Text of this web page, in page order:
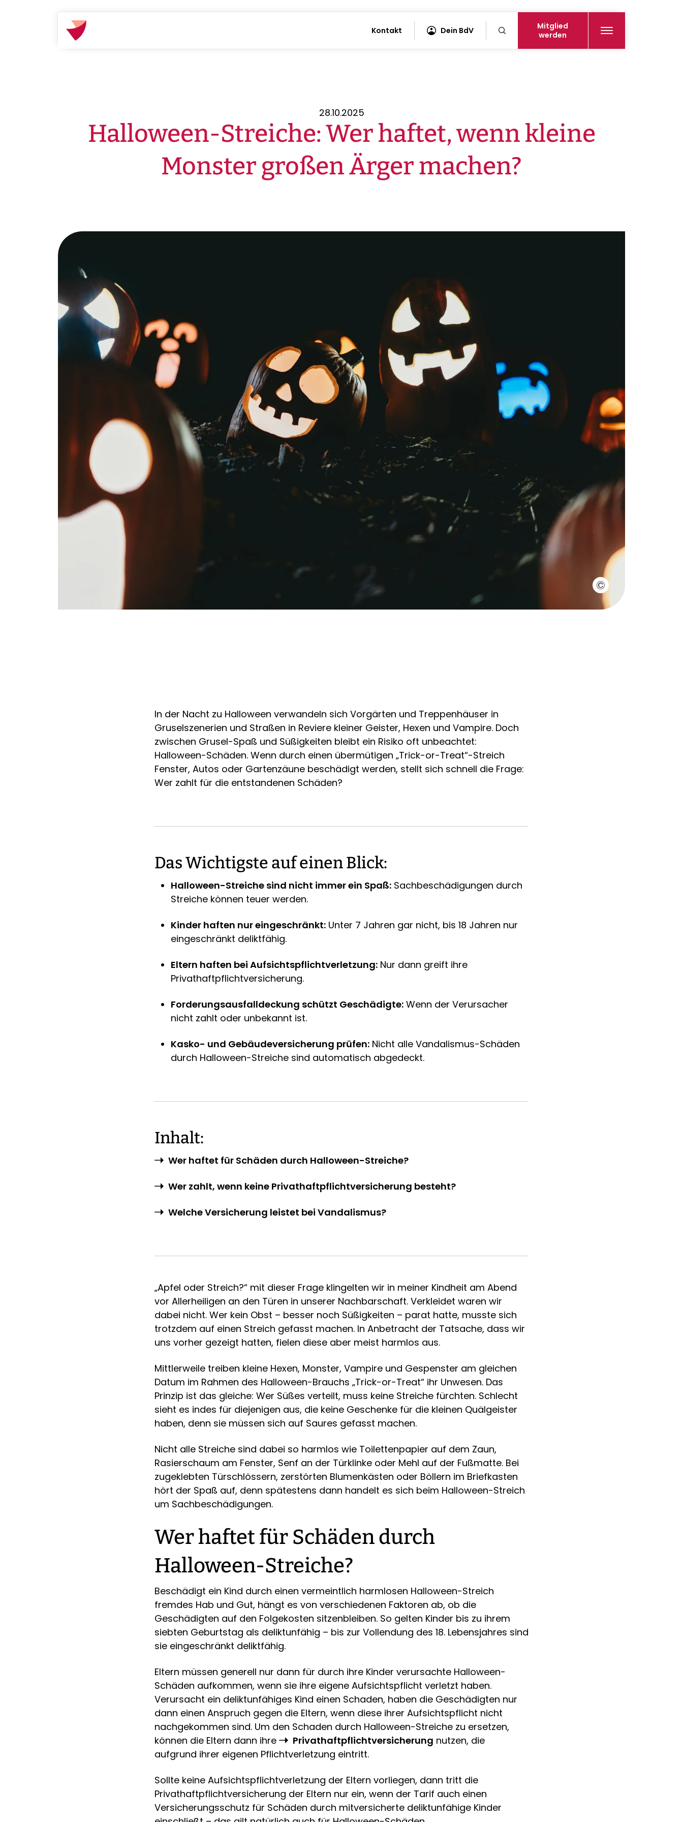
Kontakt Dein BdV
Mitglied
werden
Startseite
28.10.2025
Halloween-Streiche: Wer haftet, wenn kleine
Monster großen Ärger machen?
In der Nacht zu Halloween verwandeln sich Vorgärten und Treppenhäuser in
Gruselszenerien und Straßen in Reviere kleiner Geister, Hexen und Vampire. Doch
zwischen Grusel-Spaß und Süßigkeiten bleibt ein Risiko oft unbeachtet:
Halloween-Schäden. Wenn durch einen übermütigen „Trick-or-Treat“-Streich
Fenster, Autos oder Gartenzäune beschädigt werden, stellt sich schnell die Frage:
Wer zahlt für die entstandenen Schäden?
Das Wichtigste auf einen Blick:
Halloween-Streiche sind nicht immer ein Spaß: Sachbeschädigungen durch
Streiche können teuer werden.
Kinder haften nur eingeschränkt: Unter 7 Jahren gar nicht, bis 18 Jahren nur
eingeschränkt deliktfähig.
Eltern haften bei Aufsichtspflichtverletzung: Nur dann greift ihre
Privathaftpflichtversicherung.
Forderungsausfalldeckung schützt Geschädigte: Wenn der Verursacher
nicht zahlt oder unbekannt ist.
Kasko- und Gebäudeversicherung prüfen: Nicht alle Vandalismus-Schäden
durch Halloween-Streiche sind automatisch abgedeckt.
Inhalt:
Wer haftet für Schäden durch Halloween-Streiche?
Wer zahlt, wenn keine Privathaftpflichtversicherung besteht?
Welche Versicherung leistet bei Vandalismus?
„Apfel oder Streich?“ mit dieser Frage klingelten wir in meiner Kindheit am Abend
vor Allerheiligen an den Türen in unserer Nachbarschaft. Verkleidet waren wir
dabei nicht. Wer kein Obst – besser noch Süßigkeiten – parat hatte, musste sich
trotzdem auf einen Streich gefasst machen. In Anbetracht der Tatsache, dass wir
uns vorher gezeigt hatten, fielen diese aber meist harmlos aus.
Mittlerweile treiben kleine Hexen, Monster, Vampire und Gespenster am gleichen
Datum im Rahmen des Halloween-Brauchs „Trick-or-Treat“ ihr Unwesen. Das
Prinzip ist das gleiche: Wer Süßes verteilt, muss keine Streiche fürchten. Schlecht
sieht es indes für diejenigen aus, die keine Geschenke für die kleinen Quälgeister
haben, denn sie müssen sich auf Saures gefasst machen.
Nicht alle Streiche sind dabei so harmlos wie Toilettenpapier auf dem Zaun,
Rasierschaum am Fenster, Senf an der Türklinke oder Mehl auf der Fußmatte. Bei
zugeklebten Türschlössern, zerstörten Blumenkästen oder Böllern im Briefkasten
hört der Spaß auf, denn spätestens dann handelt es sich beim Halloween-Streich
um Sachbeschädigungen.
Wer haftet für Schäden durch
Halloween-Streiche?
Beschädigt ein Kind durch einen vermeintlich harmlosen Halloween-Streich
fremdes Hab und Gut, hängt es von verschiedenen Faktoren ab, ob die
Geschädigten auf den Folgekosten sitzenbleiben. So gelten Kinder bis zu ihrem
siebten Geburtstag als deliktunfähig – bis zur Vollendung des 18. Lebensjahres sind
sie eingeschränkt deliktfähig.
Eltern müssen generell nur dann für durch ihre Kinder verursachte Halloween-
Schäden aufkommen, wenn sie ihre eigene Aufsichtspflicht verletzt haben.
Verursacht ein deliktunfähiges Kind einen Schaden, haben die Geschädigten nur
dann einen Anspruch gegen die Eltern, wenn diese ihrer Aufsichtspflicht nicht
nachgekommen sind. Um den Schaden durch Halloween-Streiche zu ersetzen,
können die Eltern dann ihre
Privathaftpflichtversicherung nutzen, die
aufgrund ihrer eigenen Pflichtverletzung eintritt.
Sollte keine Aufsichtspflichtverletzung der Eltern vorliegen, dann tritt die
Privathaftpflichtversicherung der Eltern nur ein, wenn der Tarif auch einen
Versicherungsschutz für Schäden durch mitversicherte deliktunfähige Kinder